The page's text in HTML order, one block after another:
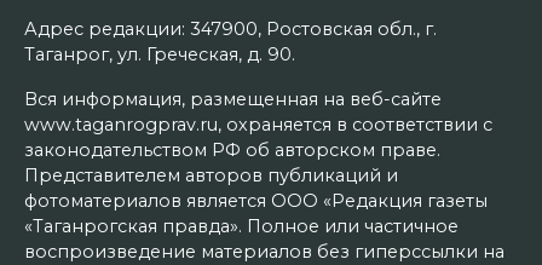
Адрес редакции: 347900, Ростовская обл., г.
Таганрог, ул. Греческая, д. 90.
Вся информация, размещенная на веб-сайте
www.taganrogprav.ru, охраняется в соответствии с
законодательством РФ об авторском праве.
Представителем авторов публикаций и
фотоматериалов является ООО «Редакция газеты
«Таганрогская правда». Полное или частичное
воспроизведение материалов без гиперссылки на